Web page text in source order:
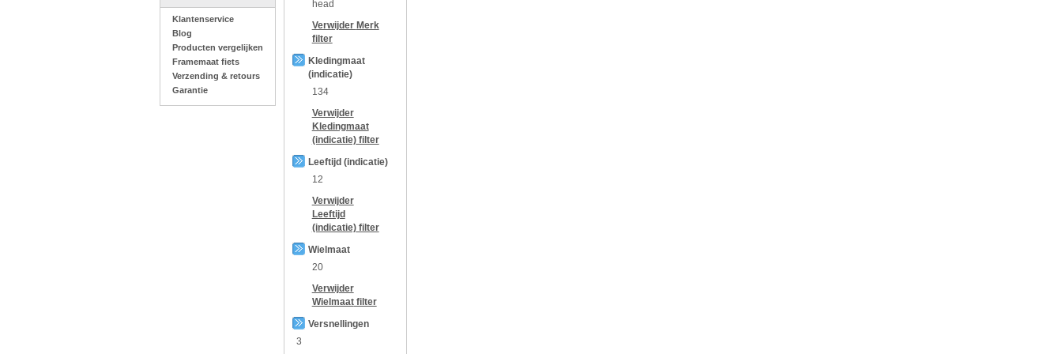
Klantenservice
Blog
Producten vergelijken
Framemaat fiets
Verzending & retours
Garantie
head
Verwijder Merk
filter
Kledingmaat
(indicatie)
134
Verwijder
Kledingmaat
(indicatie)filter
Leeftijd (indicatie)
12
Verwijder
Leeftijd
(indicatie)filter
Wielmaat
20
Verwijder
Wielmaatfilter
Versnellingen
3